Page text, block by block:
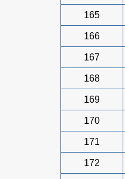
165
166
167
168
169
170
171
172